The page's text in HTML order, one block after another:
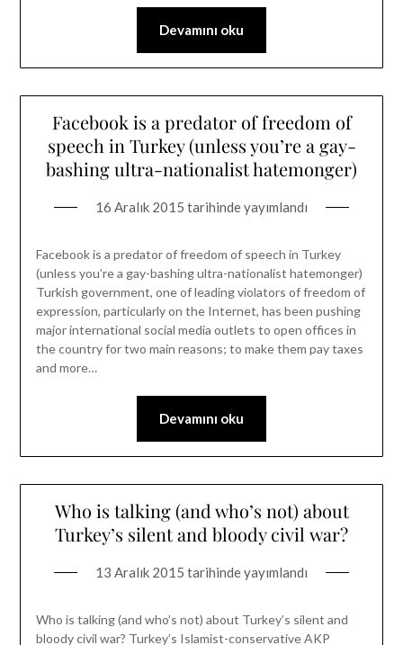
Devamını oku
Facebook is a predator of freedom of
speech in Turkey (unless you’re a gay-
bashing ultra-nationalist hatemonger)
16 Aralık 2015 tarihinde yayımlandı
Facebook is a predator of freedom of speech in Turkey
(unless you’re a gay-bashing ultra-nationalist hatemonger)
Turkish government, one of leading violators of freedom of
expression, particularly on the Internet, has been pushing
major international social media outlets to open offices in
the country for two main reasons; to make them pay taxes
and more…
Devamını oku
Who is talking (and who’s not) about
Turkey’s silent and bloody civil war?
13 Aralık 2015 tarihinde yayımlandı
Who is talking (and who’s not) about Turkey’s silent and
bloody civil war? Turkey’s Islamist-conservative AKP